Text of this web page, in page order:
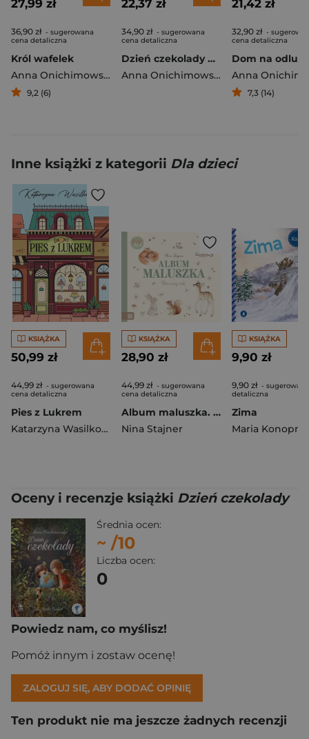
27,99 zł
36,90 zł - sugerowana
cena detaliczna
Król wafelek
Anna Onichimowska
9,2 (6)
22,37 zł
34,90 zł - sugerowana
cena detaliczna
Dzień czekolady wyd. 2026
Anna Onichimowska
21,42 zł
32,90 zł -
cena detaliczna
Dom na
7,3 (14)
Inne książki z kategorii Dla dzieci
KSIĄŻKA
50,99 zł
44,99 zł - sugerowana
cena detaliczna
Pies z Lukrem
Katarzyna Wasilkowska
KSIĄŻKA
28,90 zł
44,99 zł - sugerowana
cena detaliczna
Album maluszka. Pierwszy rok. Baby love
Nina Stajner
KSIĄŻKA
9,90 zł
9,90 zł -
detaliczna
Zima
Maria
Oceny i recenzje książki Dzień czekolady
Średnia ocen:
~ /10
Liczba ocen:
0
Powiedz nam, co myślisz!
Pomóż innym i zostaw ocenę!
ZALOGUJ SIĘ, ABY DODAĆ OPINIĘ
Ten produkt nie ma jeszcze żadnych recenzji